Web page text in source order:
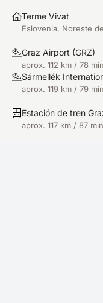
Terme Vivat
Eslovenia, Noreste
Graz Airport (GRZ)
aprox. 112 km / 78
Sármellék
aprox. 119 km / 79
Estación de tren
aprox. 117 km / 87